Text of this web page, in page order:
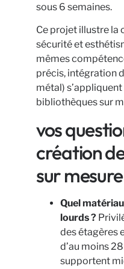
sous 6 semaines.
Ce projet illustre la
sécurité et
mêmes
précis, intégration
métal)
bibliothèques sur
vos
création
sur mesure
Quel
lourds ?
des étagères
d’au moins
supportent